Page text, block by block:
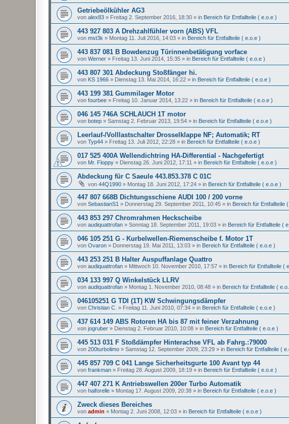
Getriebeölkühler AG3
von alex83 » Freitag 2. September 2016, 18:30 » in Bereich für Entfallteile ( e.o.e )
443 927 803 A Drehzahlfühler vorn (ABS) VFL
von mst3k » Montag 11. Juli 2016, 14:03 » in Bereich für Entfallteile ( e.o.e )
443 837 081 B Bowdenzug Türinnenbetätigung vorface
von Werner » Freitag 13. Juni 2014, 15:35 » in Bereich für Entfallteile ( e.o.e )
443 807 301 Abdeckung Stoßfänger hi.
von KS 1966 » Dienstag 13. Mai 2014, 16:22 » in Bereich für Entfallteile ( e.o.e )
443 199 381 Gummilager Motor
von fourbee » Freitag 10. Januar 2014, 13:22 » in Bereich für Entfallteile ( e.o.e )
046 145 746A SCHLAUCH 1T motor
von botep » Samstag 2. Februar 2013, 19:54 » in Bereich für Entfallteile ( e.o.e )
Leerlauf-/Volllastschalter Drosselklappe NF; Automatik; RT
von Typ44 » Freitag 13. Juli 2012, 22:28 » in Bereich für Entfallteile ( e.o.e )
017 525 400A Wellendichtring HA-Differential - Nachgefertigt
von Mr. Floppy » Dienstag 26. Juni 2012, 17:11 » in Bereich für Entfallteile ( e.o.e )
Abdeckung für C Saeule 443.853.378 C 01C
von 44Q1990 » Montag 18. Juni 2012, 17:24 » in Bereich für Entfallteile ( e.o.e )
447 807 668B Dichtungsschiene AUDI 100 / 200 vorne
von SebastianS1 » Donnerstag 29. September 2011, 10:45 » in Bereich für Entfallteile
443 853 297 Chromrahmen Heckscheibe
von audiquattrofan » Sonntag 18. September 2011, 19:03 » in Bereich für Entfallteile (
046 105 251 G - Kurbelwellen-Riemenscheibe f. Motor 1T
von Ovaron » Donnerstag 19. Mai 2011, 13:03 » in Bereich für Entfallteile ( e.o.e )
443 253 251 B Halter Auspuffanlage Quattro
von audiquattrofan » Mittwoch 10. November 2010, 17:57 » in Bereich für Entfallteile (
034 133 997 Q Winkelstück LLRV
von audiquattrofan » Montag 1. November 2010, 08:48 » in Bereich für Entfallteile (
046105251 G TDI (1T) KW Schwingungsdämpfer
von Christian C. » Freitag 11. Juni 2010, 07:34 » in Bereich für Entfallteile ( e.o.e )
437 614 149 ABS Rotoren HA bis 87 mit feiner Verzahnung
von jogruber » Dienstag 2. Februar 2010, 10:08 » in Bereich für Entfallteile ( e.o.e )
445 513 031 F Stoßdämpfer Hinterachse VFL ab Fahrg.:79000
von 200turbolimo » Samstag 12. September 2009, 23:29 » in Bereich für Entfallteile (
445 857 709 C 041 Lange Sicherheitsgurte 100 Avant typ 44
von frankman » Freitag 28. August 2009, 18:19 » in Bereich für Entfallteile ( e.o.e )
447 407 271 K Antriebswellen 200er Turbo Automatik
von haiforelle » Montag 17. August 2009, 20:38 » in Bereich für Entfallteile ( e.o.e )
Zweck dieses Bereiches
von admin » Montag 2. Juni 2008, 12:03 » in Bereich für Entfallteile ( e.o.e )